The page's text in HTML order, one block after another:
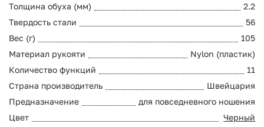
Толщина обуха (мм)
2.2
Твердость стали
56
Вес (г)
105
Материал рукояти
Nylon (пластик)
Количество функций
11
Страна производитель
Швейцария
Предназначение
для повседневного ношения
Цвет
Черный